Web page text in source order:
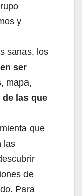
y
sanas, los
ser
mapa,
las que
que
las
de
Para